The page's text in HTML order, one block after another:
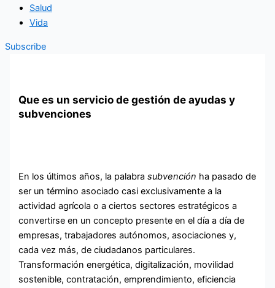
Salud
Vida
Subscribe
Que es un servicio de gestión de ayudas y
subvenciones
En los últimos años, la palabrasubvención ha pasado de
ser un término asociado casi exclusivamente a la
actividad agrícola o a ciertos sectores estratégicos a
convertirse en un concepto presente en el día a día de
empresas, trabajadores autónomos, asociaciones y,
cada vez más, de ciudadanos particulares.
Transformación energética, digitalización, movilidad
sostenible, contratación, emprendimiento, eficiencia